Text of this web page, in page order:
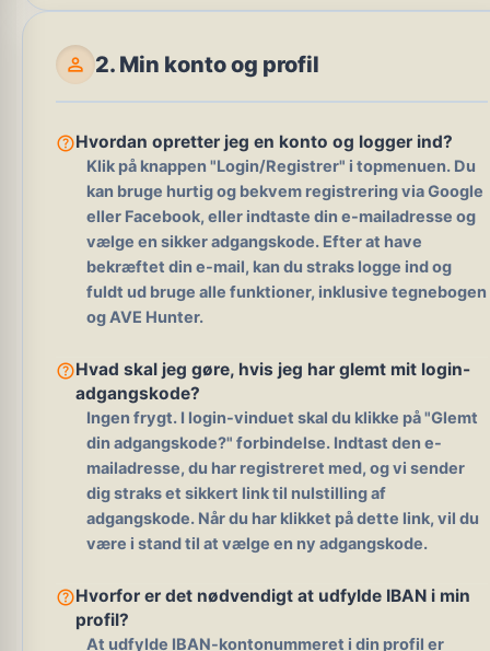
person 2. Min konto og profil
help_outlineHvordan opretter jeg en konto og logger ind?
Klik på knappen "Login/Registrer" i topmenuen. Du
kan bruge hurtig og bekvem registrering via Google
eller Facebook, eller indtaste din e-mailadresse og
vælge en sikker adgangskode. Efter at have
bekræftet din e-mail, kan du straks logge ind og
fuldt ud bruge alle funktioner, inklusive tegnebogen
og AVE Hunter.
help_outlineHvad skal jeg gøre, hvis jeg har glemt mit login-
adgangskode?
Ingen frygt. I login-vinduet skal du klikke på "Glemt
din adgangskode?" forbindelse. Indtast den e-
mailadresse, du har registreret med, og vi sender
dig straks et sikkert link til nulstilling af
adgangskode. Når du har klikket på dette link, vil du
være i stand til at vælge en ny adgangskode.
help_outlineHvorfor er det nødvendigt at udfylde IBAN i min
profil?
At udfylde IBAN-kontonummeret i din profil er